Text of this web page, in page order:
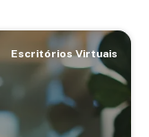
Escritórios Virtuais